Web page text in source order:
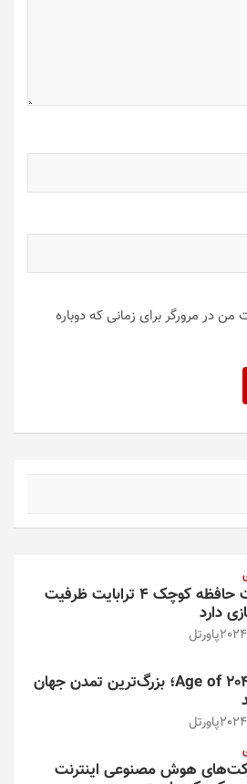
من در مرورگر برای زمانی که دوباره
این کارت حافظه کوچک ۴ ترابایت ظرفیت
دارد
پاورتل
بازی/ Age of 2048؛ بزرگ‌ترین تمدن جهان
پاورتل
هوش مصنوعی اینترنت